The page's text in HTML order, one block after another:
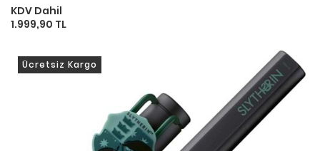
KDV Dahil
1.999,90 TL
Ücretsiz Kargo